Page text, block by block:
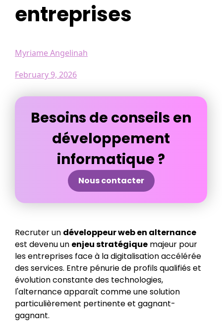
entreprises
Myriame Angelinah
February 9, 2026
Besoins de conseils en
développement
informatique ?
Nous contacter
Recruter un développeur web en alternance
est devenu un enjeu stratégique majeur pour
les entreprises face à la digitalisation accélérée
des services. Entre pénurie de profils qualifiés et
évolution constante des technologies,
l'alternance apparaît comme une solution
particulièrement pertinente et gagnant-
gagnant.